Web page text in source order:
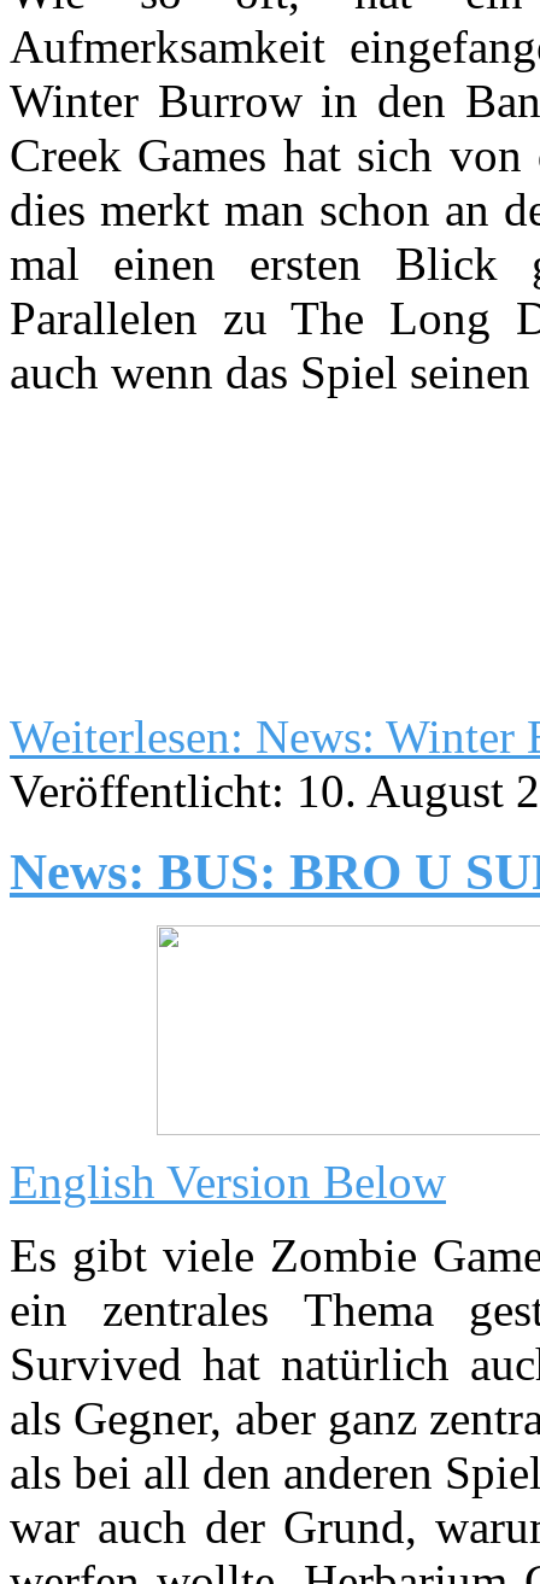
Aufmerksamkeit
Winter Burrow in den
Creek Games hat sich
dies merkt man schon an
mal einen ersten Blick
Parallelen zu The Long
auch wenn das Spiel
Weiterlesen: News: Winter
Veröffentlicht: 10. August
News: BUS: BRO U
English Version Below
Es gibt viele Zombie
ein zentrales Thema
Survived hat natürlich
als Gegner, aber ganz
als bei all den anderen
war auch der Grund,